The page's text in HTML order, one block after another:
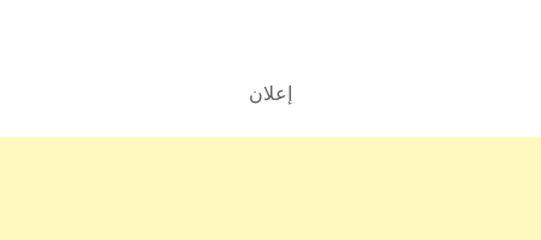
إعلان